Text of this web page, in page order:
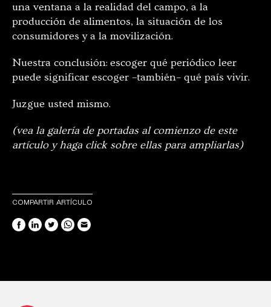
una ventana a la realidad del campo, a la
producción de alimentos, la situación de los
consumidores y a la movilización.
Nuestra conclusión: escoger qué periódico leer
puede significar escoger –también– qué país vivir.
Juzgue usted mismo.
(vea la galería de portadas al comienzo de este
artículo y haga click sobre ellas para ampliarlas)
COMPARTIR ARTÍCULO